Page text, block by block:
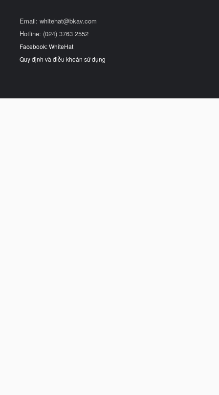
Email: whitehat@bkav.com
Hotline: (024) 3763 2552
Facebook: WhiteHat
Quy định và điều khoản sử dụng